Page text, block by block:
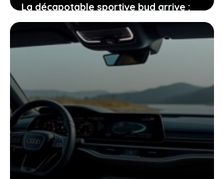
La décapotable sportive byd arrive :
une rivalité intense avec ferrari et
porsche en perspective